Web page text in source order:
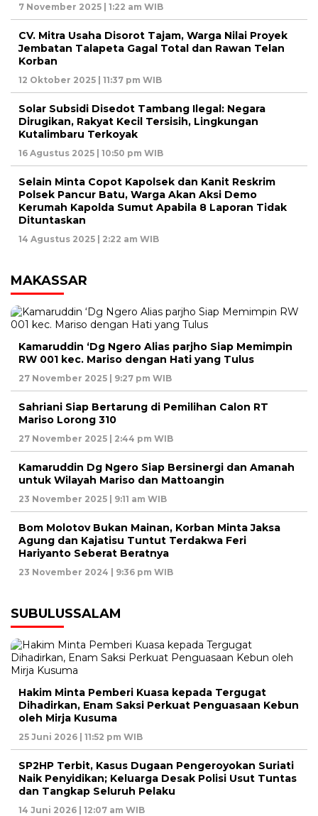
7 November 2025 | 1:22 am WIB
CV. Mitra Usaha Disorot Tajam, Warga Nilai Proyek
Jembatan Talapeta Gagal Total dan Rawan Telan
Korban
12 Oktober 2025 | 11:37 pm WIB
Solar Subsidi Disedot Tambang Ilegal: Negara
Dirugikan, Rakyat Kecil Tersisih, Lingkungan
Kutalimbaru Terkoyak
16 Agustus 2025 | 10:50 pm WIB
Selain Minta Copot Kapolsek dan Kanit Reskrim
Polsek Pancur Batu, Warga Akan Aksi Demo
Kerumah Kapolda Sumut Apabila 8 Laporan Tidak
Dituntaskan
14 Agustus 2025 | 2:22 am WIB
MAKASSAR
Kamaruddin ‘Dg Ngero Alias parjho Siap Memimpin
RW 001 kec. Mariso dengan Hati yang Tulus
27 November 2025 | 9:27 pm WIB
Sahriani Siap Bertarung di Pemilihan Calon RT
Mariso Lorong 310
27 November 2025 | 2:44 pm WIB
Kamaruddin Dg Ngero Siap Bersinergi dan Amanah
untuk Wilayah Mariso dan Mattoangin
23 November 2025 | 9:11 am WIB
Bom Molotov Bukan Mainan, Korban Minta Jaksa
Agung dan Kajatisu Tuntut Terdakwa Feri
Hariyanto Seberat Beratnya
23 November 2024 | 9:36 pm WIB
SUBULUSSALAM
Hakim Minta Pemberi Kuasa kepada Tergugat
Dihadirkan, Enam Saksi Perkuat Penguasaan Kebun
oleh Mirja Kusuma
25 Juni 2026 | 11:52 pm WIB
SP2HP Terbit, Kasus Dugaan Pengeroyokan Suriati
Naik Penyidikan; Keluarga Desak Polisi Usut Tuntas
dan Tangkap Seluruh Pelaku
14 Juni 2026 | 12:07 am WIB